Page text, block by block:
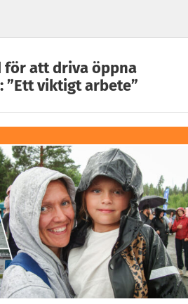
att driva öppna
”Ett viktigt arbete”